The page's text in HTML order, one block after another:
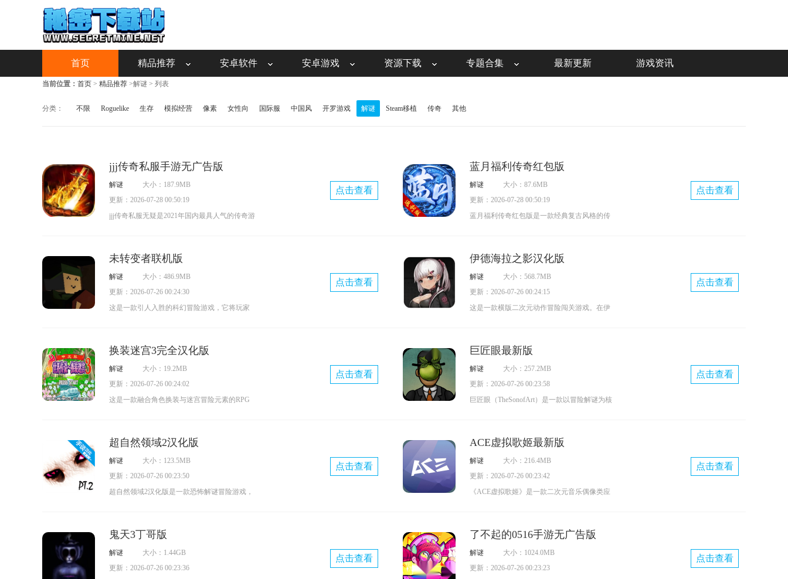
首页 精品推荐 安卓软件 安卓游戏 资源下载 专题合集 最新更新 游戏资讯
当前位置： 首页 > 精品推荐 >解谜 > 列表
分类： 不限 Roguelike 生存 模拟经营 像素 女性向 国际服 中国风 开罗游戏 解谜 Steam移植 传奇 其他
jjj传奇私服手游无广告版
解谜
大小：187.9MB
更新：2026-07-28 00:50:19
jjj传奇私服无疑是2021年国内最具人气的传奇游
玩家在攻城厮杀时沟通更便捷；而且游戏内存
占用小，玩家可以随时随地畅玩。感兴趣的玩
家，欢迎前来体验！
点击查看
蓝月福利传奇红包版
解谜
大小：87.6MB
更新：2026-07-28 00:50:19
蓝月福利传奇红包版是一款经典复古风格的传
精彩的主支线任务，延续了经典传奇的核心玩
法。游戏打造了恢弘大气的场景，升级过程中
更能获取丰富的红包奖励，同时提供热血跨服
点击查看
未转变者联机版
解谜
大小：486.9MB
更新：2026-07-26 00:24:30
这是一款引人入胜的科幻冒险游戏，它将玩家
品中脱颖而出。玩家将化身为一位拥有特殊能
力的角色，在一个遍布挑战与谜团的世界中展
开探索。其独特的角色成长系统与决策机制，
妙的科幻元素与环境设计令人叹为观止，为玩
家带来了一场兼具视觉冲击与情感共鸣的冒
险。《未转变者》无疑是一段令人难以忘怀的
冒险旅程，邀请你一同探索未知，直面挑战。
点击查看
伊德海拉之影汉化版
解谜
大小：568.7MB
更新：2026-07-26 00:24:15
这是一款横版二次元动作冒险闯关游戏。在伊
家可以运用手中的武器，持续消灭沿途的所有
敌人。此外，若玩家战斗失利，还会触发额外
的战败CG。
点击查看
换装迷宫3完全汉化版
解谜
大小：19.2MB
更新：2026-07-26 00:24:02
这是一款融合角色换装与迷宫冒险元素的RPG
技能，进而对战斗效果和剧情分支的走向产生
影响。换装迷宫3完全汉化版已完整翻译了游戏
的剧情与界面系统，完全无需担心语言障碍问
点击查看
巨匠眼最新版
解谜
大小：257.2MB
更新：2026-07-26 00:23:58
巨匠眼（TheSonofArt）是一款以冒险解谜为核
术鉴赏的作品。游戏将解谜玩法与艺术鉴赏深
度结合，为玩家带来别具一格的体验。在游戏
里，玩家会遭遇形形色色的谜题，需要仔细观
玩家在游戏中完成任务时，还有机会解锁隐藏
成就，从而增添游戏的挑战性与趣味性。
点击查看
超自然领域2汉化版
解谜
大小：123.5MB
更新：2026-07-26 00:23:50
超自然领域2汉化版是一款恐怖解谜冒险游戏，
中，玩家需要寻找线索与道具，躲避怪物的攻
击，逐步解开一个个谜题。游戏包含多样的故
事情节，每个场景和线索都充满悬念，还有丰
点击查看
ACE虚拟歌姬最新版
解谜
大小：216.4MB
更新：2026-07-26 00:23:42
《ACE虚拟歌姬》是一款二次元音乐偶像类应
显著提升用户处理和编辑音频的能力；歌姬还
会模拟真实人声，根据音符与歌词自动生成歌
曲，并且支持快速保存，操作体验十分流畅。
点击查看
鬼天3丁哥版
解谜
大小：1.44GB
更新：2026-07-26 00:23:36
点击查看
了不起的0516手游无广告版
解谜
大小：1024.0MB
更新：2026-07-26 00:23:23
点击查看